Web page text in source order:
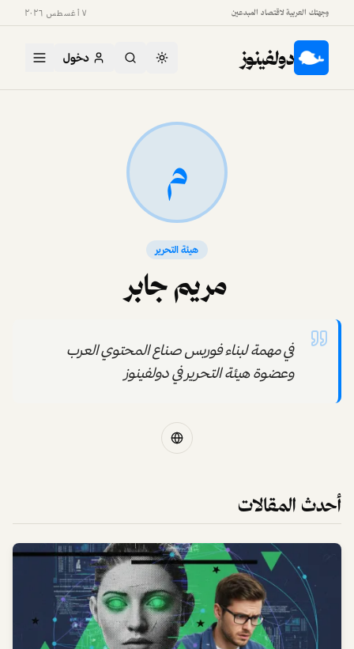
وجهتك العربية لاقتصاد المبدعين ٧ أغسطس ٢٠٢٦
دولفينوز دخول
م
هيئة التحرير
مريم جابر
في مهمة لبناء فوربس صناع المحتوي العرب
وعضوة هيئة التحرير في دولفينوز
أحدث المقالات